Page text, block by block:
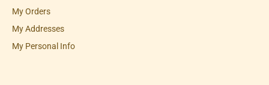
My Orders
My Addresses
My Personal Info